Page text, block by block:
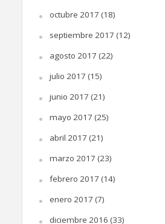
octubre 2017 (18)
septiembre 2017 (12)
agosto 2017 (22)
julio 2017 (15)
junio 2017 (21)
mayo 2017 (25)
abril 2017 (21)
marzo 2017 (23)
febrero 2017 (14)
enero 2017 (7)
diciembre 2016 (33)